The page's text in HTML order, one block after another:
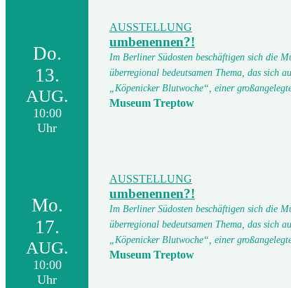
Do.
13.
AUG.
10:00
Uhr
AUSSTELLUNG
umbenennen?!
Im Berliner Südosten beschäftigen sich die
überregional bedeutsamen Thema, das sich
„Köpenicker Blutwoche“, einer
Museum Treptow
Mo.
17.
AUG.
10:00
Uhr
AUSSTELLUNG
umbenennen?!
Im Berliner Südosten beschäftigen sich die
überregional bedeutsamen Thema, das sich
„Köpenicker Blutwoche“, einer
Museum Treptow